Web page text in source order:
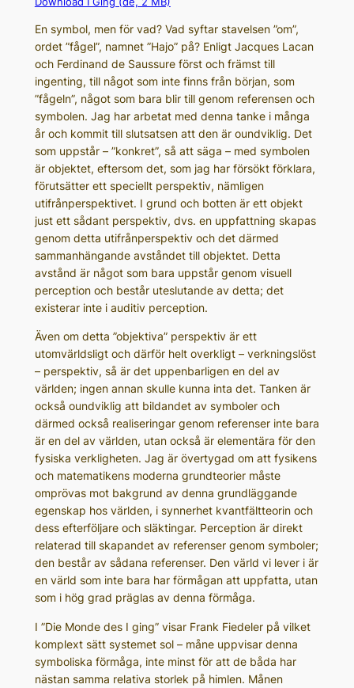
En symbol, men för vad? Vad syftar stavelsen ”om”,
ordet ”fågel”, namnet ”Hajo” på? Enligt Jacques Lacan
och Ferdinand de Saussure först och främst till
ingenting, till något som inte finns från början, som
”fågeln”, något som bara blir till genom referensen och
symbolen. Jag har arbetat med denna tanke i många
år och kommit till slutsatsen att den är oundviklig. Det
som uppstår – ”konkret”, så att säga – med symbolen
är objektet, eftersom det, som jag har försökt förklara,
förutsätter ett speciellt perspektiv, nämligen
utifrånperspektivet. I grund och botten är ett objekt
just ett sådant perspektiv, dvs. en uppfattning skapas
genom detta utifrånperspektiv och det därmed
sammanhängande avståndet till objektet. Detta
avstånd är något som bara uppstår genom visuell
perception och består uteslutande av detta; det
existerar inte i auditiv perception.
Även om detta ”objektiva” perspektiv är ett
utomvärldsligt och därför helt overkligt – verkningslöst
– perspektiv, så är det uppenbarligen en del av
världen; ingen annan skulle kunna inta det. Tanken är
också oundviklig att bildandet av symboler och
därmed också realiseringar genom referenser inte bara
är en del av världen, utan också är elementära för den
fysiska verkligheten. Jag är övertygad om att fysikens
och matematikens moderna grundteorier måste
omprövas mot bakgrund av denna grundläggande
egenskap hos världen, i synnerhet kvantfältteorin och
dess efterföljare och släktingar. Perception är direkt
relaterad till skapandet av referenser genom symboler;
den består av sådana referenser. Den värld vi lever i är
en värld som inte bara har förmågan att uppfatta, utan
som i hög grad präglas av denna förmåga.
I ”Die Monde des I ging” visar Frank Fiedeler på vilket
komplext sätt systemet sol – måne uppvisar denna
symboliska förmåga, inte minst för att de båda har
nästan samma relativa storlek på himlen. Månen